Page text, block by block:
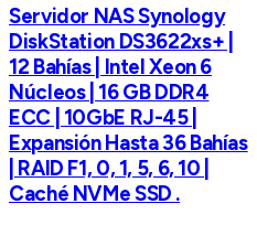
Servidor NAS Synology
DiskStation DS3622xs+ |
12 Bahías | Intel Xeon 6
Núcleos | 16 GB DDR4
ECC | 10GbE RJ-45 |
Expansión Hasta 36 Bahías
| RAID F1, 0, 1, 5, 6, 10 |
Caché NVMe SSD .